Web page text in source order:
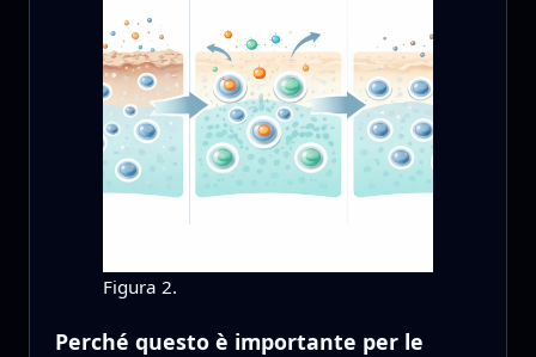
Figura 2.
Perché questo è importante per le